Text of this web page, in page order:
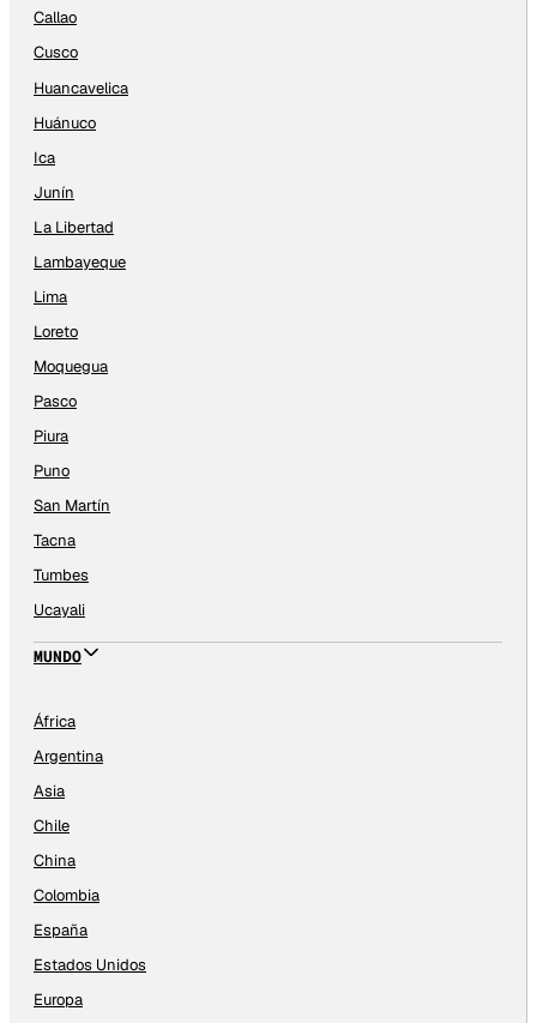
Callao
Cusco
Huancavelica
Huánuco
Ica
Junín
La Libertad
Lambayeque
Lima
Loreto
Moquegua
Pasco
Piura
Puno
San Martín
Tacna
Tumbes
Ucayali
MUNDO
África
Argentina
Asia
Chile
China
Colombia
España
Estados Unidos
Europa